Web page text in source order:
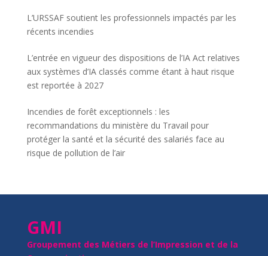
L’URSSAF soutient les professionnels impactés par les
récents incendies
L’entrée en vigueur des dispositions de l’IA Act relatives
aux systèmes d’IA classés comme étant à haut risque
est reportée à 2027
Incendies de forêt exceptionnels : les
recommandations du ministère du Travail pour
protéger la santé et la sécurité des salariés face au
risque de pollution de l’air
GMI
Groupement des Métiers de l’Impression et de la